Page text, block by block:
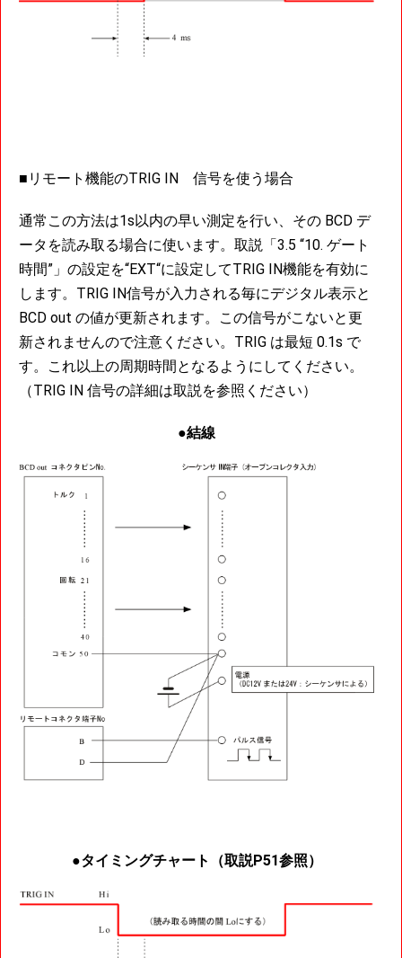
■リモート機能のTRIG IN 信号を使う場合
通常この方法は1s以内の早い測定を行い、その BCD デ
ータを読み取る場合に使います。取説「3.5 “10. ゲート
時間”」の設定を“EXT“に設定してTRIG IN機能を有効に
します。TRIG IN信号が入力される毎にデジタル表示と
BCD out の値が更新されます。この信号がこないと更
新されませんので注意ください。TRIG は最短 0.1s で
す。これ以上の周期時間となるようにしてください。
（TRIG IN 信号の詳細は取説を参照ください）
●結線
●タイミングチャート（取説P51参照）